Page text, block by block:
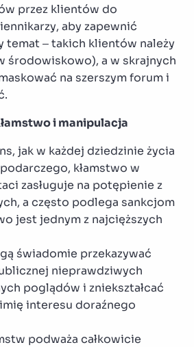
przez klientów do
aby zapewnić
temat – takich klientów należy
środowiskowo), a w skrajnych
na szerszym forum i
i manipulacja
jak w każdej dziedzinie życia
kłamstwo w
zasługuje na potępienie z
a często podlega sankcjom
jest jednym z najcięższych
świadomie przekazywać
nieprawdziwych
poglądów i zniekształcać
interesu doraźnego
podważa całkowicie